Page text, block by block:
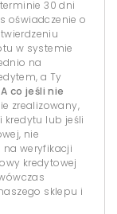
30 dni
oświadczenie o
w systemie
na
a Ty
A co jeśli nie
zrealizowany,
kredytu lub jeśli
nie
weryfikacji
kredytowej
sklepu i